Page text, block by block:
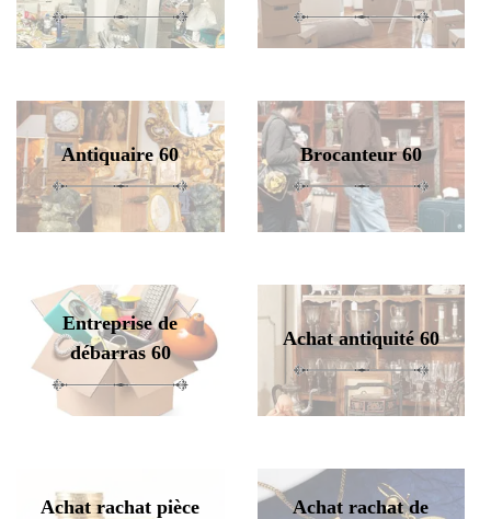
Antiquaire 60 Brocanteur 60
Entreprise de
débarras 60
Achat antiquité 60
Achat rachat pièce
Achat rachat de